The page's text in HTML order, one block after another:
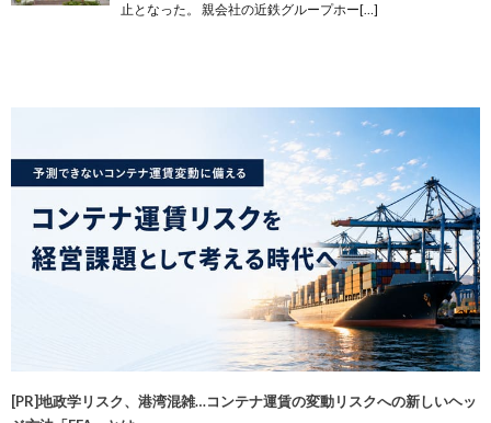
止となった。 親会社の近鉄グループホー[…]
[PR]地政学リスク、港湾混雑…コンテナ運賃の変動リスクへの新しいヘッ